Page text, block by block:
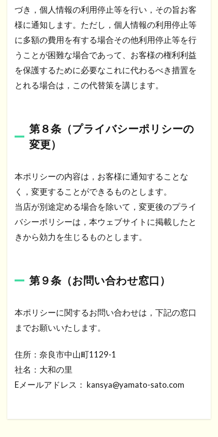
づき，個人情報の利用停止等を行い，その旨お客
様に通知します。ただし，個人情報の利用停止等
に多額の費用を有する場合その他利用停止等を行
うことが困難な場合であって、お客様の権利利益
を保護するために必要なこれに代わるべき措置を
とれる場合は，この代替策を講じます。
第８条（プライバシーポリシーの
変更）
本ポリシーの内容は，お客様に通知することな
く，変更することができるものとします。
当店が別途定める場合を除いて，変更後のプライ
バシーポリシーは，本ウェブサイトに掲載したと
きから効力を生じるものとします。
第９条（お問い合わせ窓口）
本ポリシーに関するお問い合わせは，下記の窓口
までお願いいたします。
住所：奈良市中山町1129-1
社名：大和の里
Eメールアドレス： kansya@yamato-sato.com